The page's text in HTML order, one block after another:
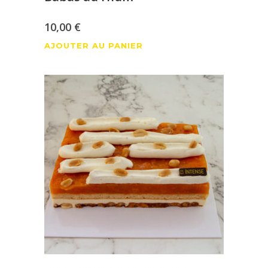
10,00 €
AJOUTER AU PANIER